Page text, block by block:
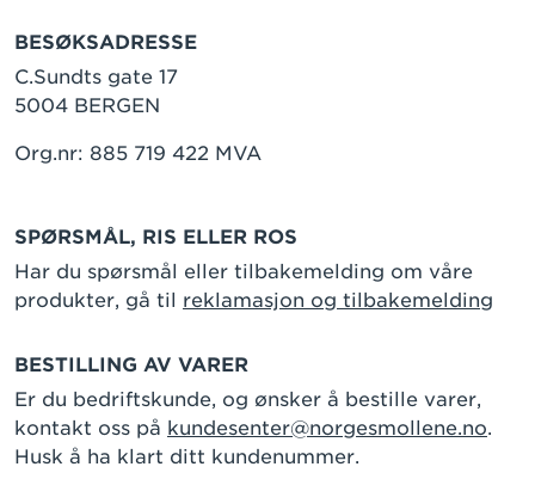
BESØKSADRESSE
C.Sundts gate 17
5004 BERGEN
Org.nr: 885 719 422 MVA
SPØRSMÅL, RIS ELLER ROS
Har du spørsmål eller tilbakemelding om våre
produkter, gå til reklamasjon og tilbakemelding
BESTILLING AV VARER
Er du bedriftskunde, og ønsker å bestille varer,
kontakt oss på kundesenter@norgesmollene.no.
Husk å ha klart ditt kundenummer.